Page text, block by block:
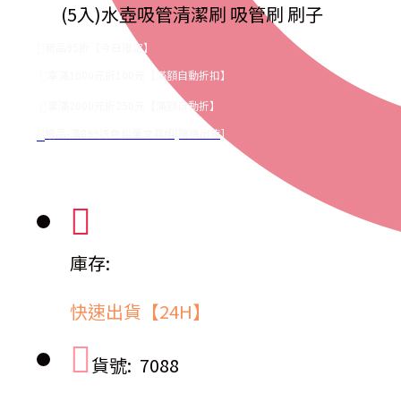
(5入)水壺吸管清潔刷 吸管刷 刷子
商品95折【今日限定】
享滿1000元折100元【滿額自動折扣】
享滿2000元折250元【滿額自動折】
贈品-滿899送色鉛筆文具組[隨機出貨]
庫存:
快速出貨【24H】
貨號: 7088